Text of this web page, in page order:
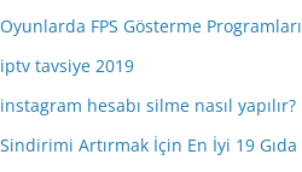
Oyunlarda FPS Gösterme Programları
iptv tavsiye 2019
instagram hesabı silme nasıl yapılır?
Sindirimi Artırmak İçin En İyi 19 Gıda